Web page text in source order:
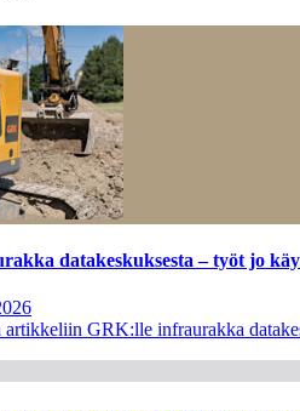
datakeskuksesta – työt jo
artikkeliin GRK:lle infraurakka